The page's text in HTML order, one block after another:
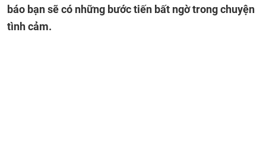
báo bạn sẽ có những bước tiến bất ngờ trong chuyện
tình cảm.